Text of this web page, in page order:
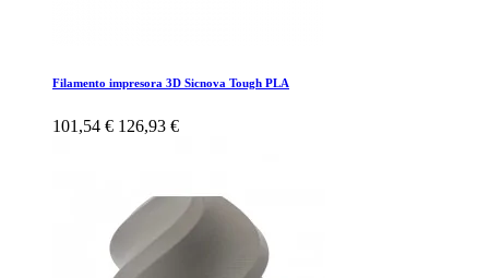
Filamento impresora 3D Sicnova Tough PLA
101,54 € 126,93 €